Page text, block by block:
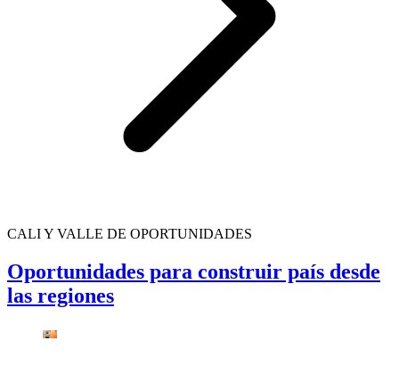
CALI Y VALLE DE OPORTUNIDADES
Oportunidades para construir país desde
las regiones